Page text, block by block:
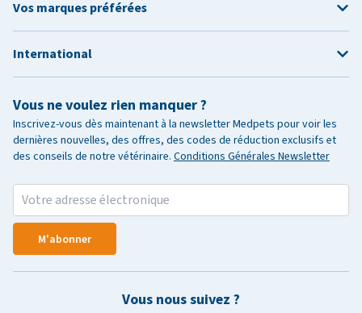
Vous ne voulez rien manquer ?
Inscrivez-vous dès maintenant à la newsletter Medpets pour voir les
dernières nouvelles, des offres, des codes de réduction exclusifs et
des conseils de notre vétérinaire. Conditions Générales Newsletter
M'abonner
Vous nous suivez ?
Vos marques préférées
International